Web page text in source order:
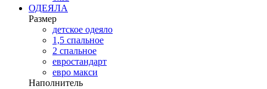
ОДЕЯЛА
Размер
детское одеяло
1,5 спальное
2 спальное
евростандарт
евро макси
Наполнитель